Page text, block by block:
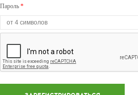
Пароль *